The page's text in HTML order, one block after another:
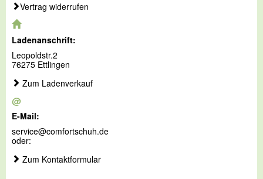
Vertrag widerrufen
Ladenanschrift:
Leopoldstr.2
76275 Ettlingen
Zum Ladenverkauf
@
E-Mail:
service@comfortschuh.de
oder:
Zum Kontaktformular